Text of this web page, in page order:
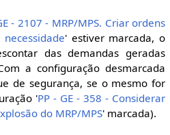
- 2107 - MRP/MPS. Criar ordens
' estiver marcada, o
das demandas geradas
a configuração desmarcada
de segurança, se o mesmo for
'PP - GE - 358 - Considerar
do MRP/MPS' marcada).